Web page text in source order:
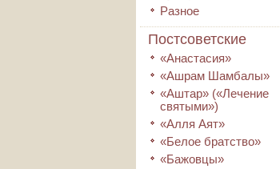
Разное
Постсоветские
«Анастасия»
«Ашрам Шамбалы»
«Аштар» («Лечение
святыми»)
«Алля Аят»
«Белое братство»
«Бажовцы»